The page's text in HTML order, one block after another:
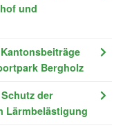
und
Bergholz
der
Lärmbelästigung